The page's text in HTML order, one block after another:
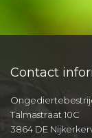
Contact
Talmastraat 10C
3864 DE